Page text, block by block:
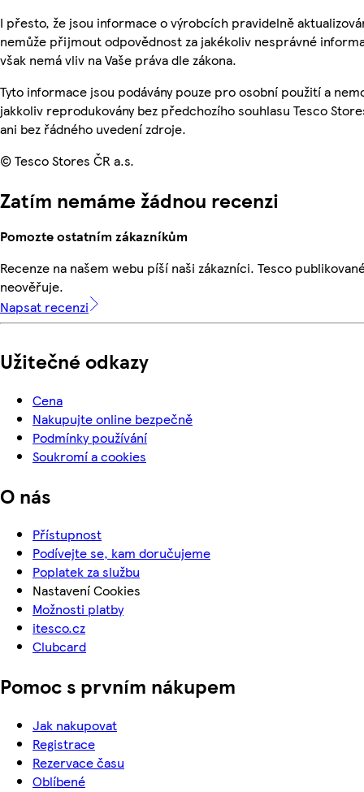
I přesto, že jsou informace o výrobcích pravidelně
nemůže přijmout odpovědnost za jakékoliv nesprávné
však nemá vliv na Vaše práva dle zákona.
Tyto informace jsou podávány pouze pro osobní použití a
jakkoliv reprodukovány bez předchozího souhlasu Tesco
ani bez řádného uvedení zdroje.
© Tesco Stores ČR a.s.
Zatím nemáme žádnou recenzi
Pomozte ostatním zákazníkům
Recenze na našem webu píší naši zákazníci. Tesco
neověřuje.
Napsat recenzi
Užitečné odkazy
Cena
Nakupujte online bezpečně
Podmínky používání
Soukromí a cookies
O nás
Přístupnost
Podívejte se, kam doručujeme
Poplatek za službu
Nastavení Cookies
Možnosti platby
itesco.cz
Clubcard
Pomoc s prvním nákupem
Jak nakupovat
Registrace
Rezervace času
Oblíbené